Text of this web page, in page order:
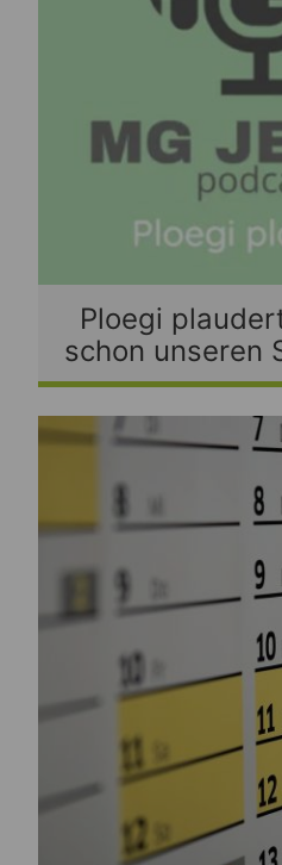
Ploegi
schon unseren